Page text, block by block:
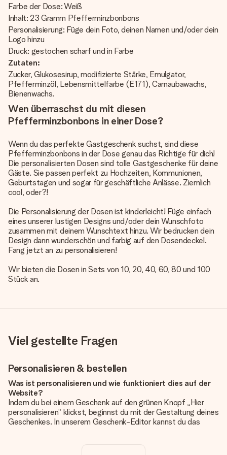
Farbe der Dose: Weiß
Inhalt: 23 Gramm Pfefferminzbonbons
Personalisierung: Füge dein Foto, deinen Namen und/oder dein
Logo hinzu
Druck: gestochen scharf und in Farbe
Zutaten:
Zucker, Glukosesirup, modifizierte Stärke, Emulgator,
Pfefferminzöl, Lebensmittelfarbe (E171), Carnaubawachs,
Bienenwachs.
Wen überraschst du mit diesen
Pfefferminzbonbons in einer Dose?
Wenn du das perfekte Gastgeschenk suchst, sind diese
Pfefferminzbonbons in der Dose genau das Richtige für dich!
Die personalisierten Dosen sind tolle Gastgeschenke für deine
Gäste. Sie passen perfekt zu Hochzeiten, Kommunionen,
Geburtstagen und sogar für geschäftliche Anlässe. Ziemlich
cool, oder?!
Die Personalisierung der Dosen ist kinderleicht! Füge einfach
eines unserer lustigen Designs und/oder dein Wunschfoto
zusammen mit deinem Wunschtext hinzu. Wir bedrucken dein
Design dann wunderschön und farbig auf den Dosendeckel.
Fang jetzt an zu personalisieren!
Wir bieten die Dosen in Sets von 10, 20, 40, 60, 80 und 100
Stück an.
Viel gestellte Fragen
Personalisieren & bestellen
Was ist personalisieren und wie funktioniert dies auf der
Website?
Indem du bei einem Geschenk auf den grünen Knopf „Hier
personalisieren“ klickst, beginnst du mit der Gestaltung deines
Geschenkes. In unserem Geschenk-Editor kannst du das
noch eines unserer angebotenen Designs, um deinem